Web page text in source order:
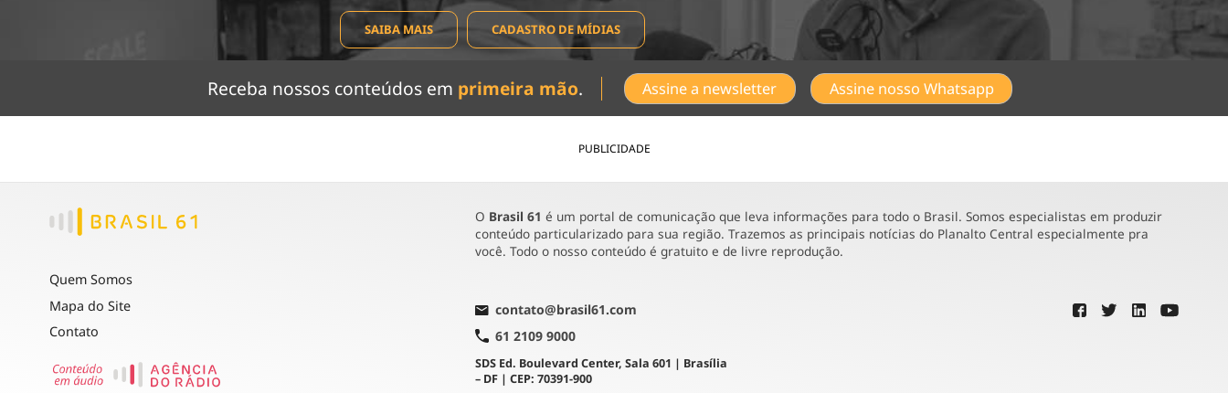
SAIBA MAIS CADASTRO DE MÍDIAS
Receba nossos conteúdos em primeira mão. Assine a newsletter Assine nosso Whatsapp
PUBLICIDADE
Quem Somos
Mapa do Site
Contato
O Brasil 61 é um portal de comunicação que leva informações para todo o Brasil. Somos especialistas em produzir
conteúdo particularizado para sua região. Trazemos as principais notícias do Planalto Central especialmente pra
você. Todo o nosso conteúdo é gratuito e de livre reprodução.
contato@brasil61.com
61 2109 9000
SDS Ed. Boulevard Center, Sala 601 | Brasília
– DF | CEP: 70391-900